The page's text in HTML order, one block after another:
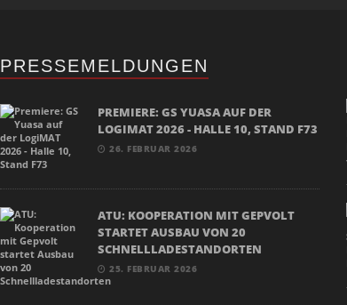
PRESSEMELDUNGEN
PREMIERE: GS YUASA AUF DER
LOGIMAT 2026 - HALLE 10, STAND F73
26. FEBRUAR 2026
ATU: KOOPERATION MIT GEPVOLT
STARTET AUSBAU VON 20
SCHNELLLADESTANDORTEN
25. FEBRUAR 2026